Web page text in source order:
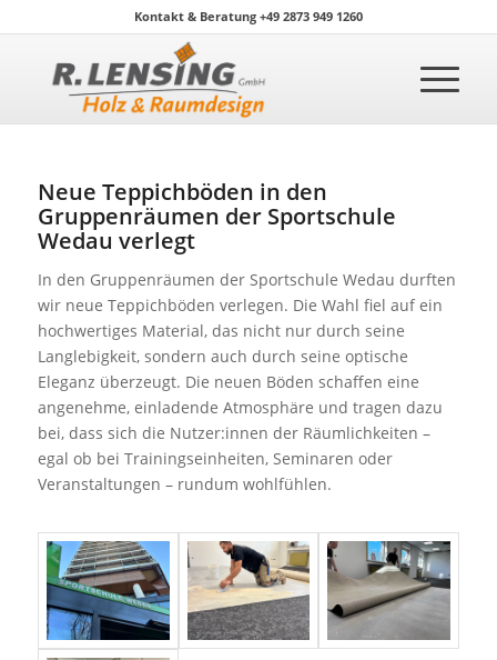
Kontakt & Beratung +49 2873 949 1260
Neue Teppichböden in den
Gruppenräumen der Sportschule
Wedau verlegt
In den Gruppenräumen der Sportschule Wedau durften
wir neue Teppichböden verlegen. Die Wahl fiel auf ein
hochwertiges Material, das nicht nur durch seine
Langlebigkeit, sondern auch durch seine optische
Eleganz überzeugt. Die neuen Böden schaffen eine
angenehme, einladende Atmosphäre und tragen dazu
bei, dass sich die Nutzer:innen der Räumlichkeiten –
egal ob bei Trainingseinheiten, Seminaren oder
Veranstaltungen – rundum wohlfühlen.